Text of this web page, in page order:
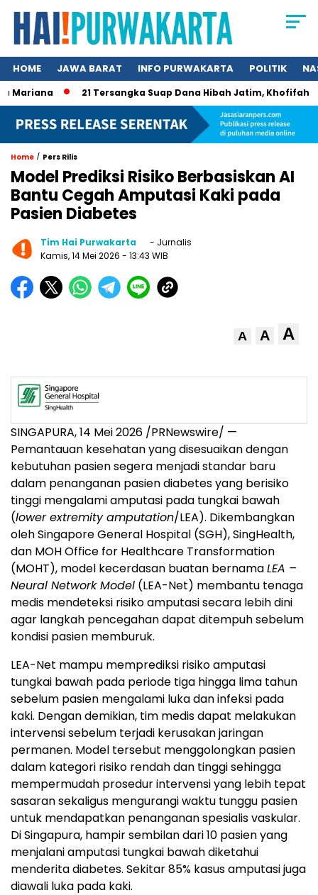
HOME JAWA BARAT INFO PURWAKARTA POLITIK
21 Tersangka Suap Dana Hibah Jatim, Khofifah Kini
Home / Pers Rilis
Model Prediksi Risiko Berbasiskan AI
Bantu Cegah Amputasi Kaki pada
Pasien Diabetes
Tim Hai Purwakarta
- Jurnalis
Kamis, 14 Mei 2026 - 13:43 WIB
A A A
SINGAPURA, 14 Mei 2026 /PRNewswire/ —
Pemantauan kesehatan yang disesuaikan dengan
kebutuhan pasien segera menjadi standar baru
dalam penanganan pasien diabetes yang berisiko
tinggi mengalami amputasi pada tungkai bawah
(lower extremity amputation/LEA). Dikembangkan
oleh Singapore General Hospital (SGH), SingHealth,
dan MOH Office for Healthcare Transformation
(MOHT), model kecerdasan buatan bernamaLEA –
Neural Network Model (LEA-Net) membantu tenaga
medis mendeteksi risiko amputasi secara lebih dini
agar langkah pencegahan dapat ditempuh sebelum
kondisi pasien memburuk.
LEA-Net mampu memprediksi risiko amputasi
tungkai bawah pada periode tiga hingga lima tahun
sebelum pasien mengalami luka dan infeksi pada
kaki. Dengan demikian, tim medis dapat melakukan
intervensi sebelum terjadi kerusakan jaringan
permanen. Model tersebut menggolongkan pasien
dalam kategori risiko rendah dan tinggi sehingga
mempermudah prosedur intervensi yang lebih tepat
sasaran sekaligus mengurangi waktu tunggu pasien
untuk mendapatkan penanganan spesialis vaskular.
Di Singapura, hampir sembilan dari 10 pasien yang
menjalani amputasi tungkai bawah diketahui
menderita diabetes. Sekitar 85% kasus amputasi juga
diawali luka pada kaki.